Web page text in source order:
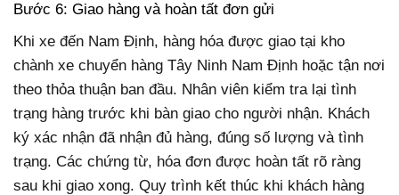
Bước 6: Giao hàng và hoàn tất đơn gửi
Khi xe đến Nam Định, hàng hóa được giao tại kho
chành xe chuyển hàng Tây Ninh Nam Định hoặc tận nơi
theo thỏa thuận ban đầu. Nhân viên kiểm tra lại tình
trạng hàng trước khi bàn giao cho người nhận. Khách
ký xác nhận đã nhận đủ hàng, đúng số lượng và tình
trạng. Các chứng từ, hóa đơn được hoàn tất rõ ràng
sau khi giao xong. Quy trình kết thúc khi khách hàng